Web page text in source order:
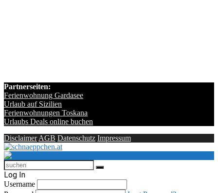
Partnerseiten:
Ferienwohnung Gardasee
Urlaub auf Sizilien
Ferienwohnungen Toskana
Urlaubs Deals online buchen
Disclaimer AGB Datenschutz Impressum
Log In
Username